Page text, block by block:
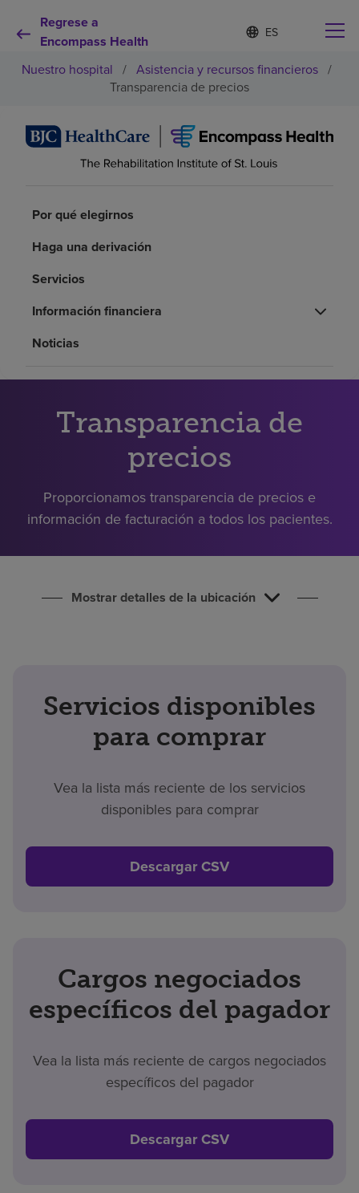
Regrese a
Encompass Health
Lista
de
idiomas
contraída
d
o
m
e
l
e
Por qué debe elegirnos
Recursos de salud
Inversores
Nuestro hospital / Asistencia y recursos financieros /
Transparencia de precios
Por qué elegirnos
Haga una derivación
Servicios
Información financiera
Noticias
Transparencia de
precios
Proporcionamos transparencia de precios e
información de facturación a todos los pacientes.
Mostrar detalles de la ubicación
Servicios disponibles
para comprar
Vea la lista más reciente de los servicios
disponibles para comprar
Descargar CSV
Cargos negociados
específicos del pagador
Vea la lista más reciente de cargos negociados
específicos del pagador
Descargar CSV